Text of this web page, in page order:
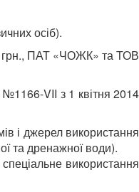
осіб).
грн., ПАТ «ЧОЖК» та ТОВ
VII з 1 квітня 2014
і джерел використання
та дренажної води).
використання